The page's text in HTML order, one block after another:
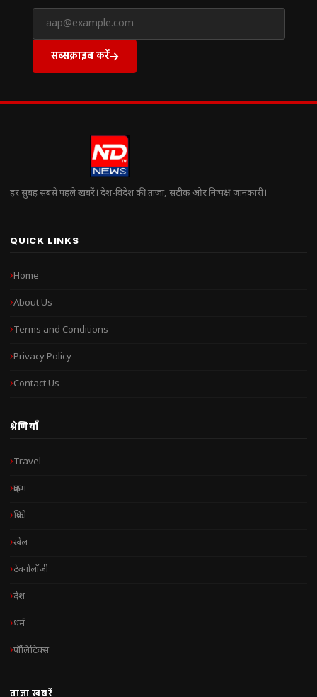
सब्सक्राइब करें
हर सुबह सबसे पहले खबरें। देश-विदेश की ताज़ा, सटीक और निष्पक्ष जानकारी।
QUICK LINKS
Home
About Us
Terms and Conditions
Privacy Policy
Contact Us
श्रेणियाँ
Travel
क्राइम
क्रिप्टो
खेल
टेक्नोलॉजी
देश
धर्म
पॉलिटिक्स
ताज़ा खबरें